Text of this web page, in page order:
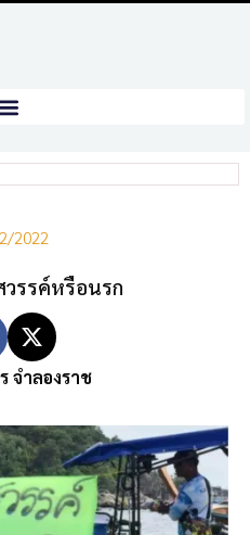
2022
วรรค์หรือนรก
จำลองราช